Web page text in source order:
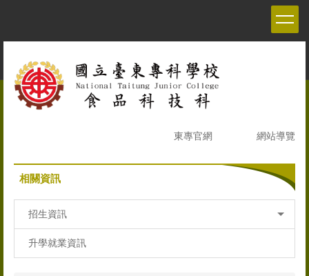
容
東專官網 網站導覽
相關資訊
招生資訊
升學就業資訊